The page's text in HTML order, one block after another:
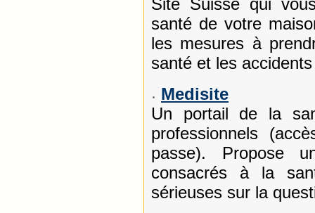
Site Suisse qui
santé de votre
les mesures à
santé et les
Medisite
Un portail de la
professionnels
passe). Propose
consacrés à la
sérieuses sur la